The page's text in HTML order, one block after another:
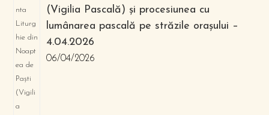
(Vigilia Pascală) și procesiunea cu
lumânarea pascală pe străzile orașului –
4.04.2026
06/04/2026